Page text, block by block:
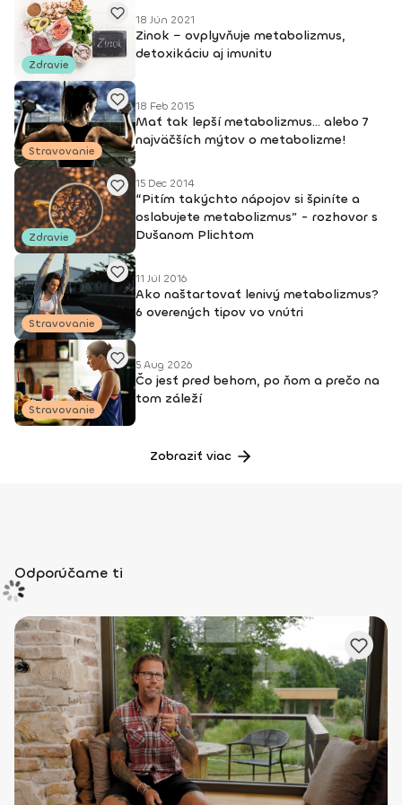
Intenzívny odborný seminár Gravid jogy – lektor Ing. Dana
Beierová (ČR)
Zdravie
18 Jún 2021
Zinok − ovplyvňuje metabolizmus,
detoxikáciu aj imunitu
Stravovanie
18 Feb 2015
Mať tak lepší metabolizmus... alebo 7
najväčších mýtov o metabolizme!
Zdravie
15 Dec 2014
“Pitím takýchto nápojov si špiníte a
oslabujete metabolizmus” - rozhovor s
Dušanom Plichtom
Stravovanie
11 Júl 2016
Ako naštartovať lenivý metabolizmus?
6 overených tipov vo vnútri
Stravovanie
5 Aug 2026
Čo jesť pred behom, po ňom a prečo na
tom záleží
Zobraziť viac
Odporúčame ti